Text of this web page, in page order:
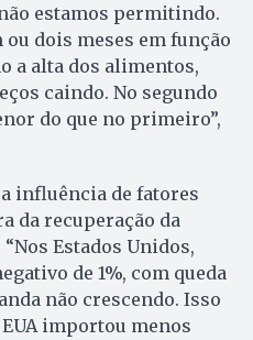
estamos permitindo.
dois meses em função
a alta dos alimentos,
caindo. No segundo
do que no primeiro”,
influência de fatores
da recuperação da
Estados Unidos,
de 1%, com queda
não crescendo. Isso
importou menos